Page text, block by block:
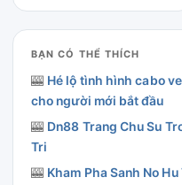
BẠN CÓ THỂ THÍCH
🎰 Hé lộ tình hình cabo
cho người mới bắt đầu
🎰 Dn88 Trang Chu Su
Tri
🎰 Kham Pha Sanh No